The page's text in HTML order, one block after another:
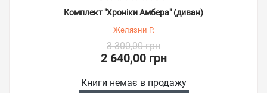
Комплект "Хроніки Амбера" (диван)
Желязни Р.
3 300,00 грн
2 640,00 грн
Книги немає в продажу